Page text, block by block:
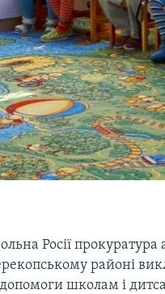
Росії
районі
школам і